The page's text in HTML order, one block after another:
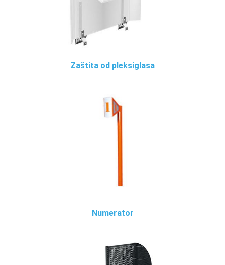
Zaštita od pleksiglasa
Numerator